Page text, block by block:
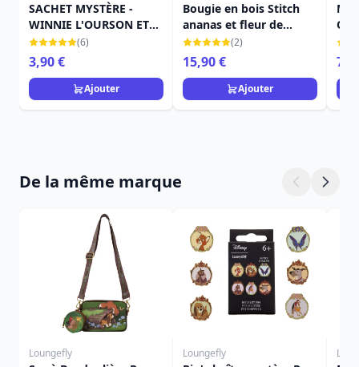
SACHET MYSTÈRE -
WINNIE L'OURSON ET
SES AMIS - DISNEY
GRAND JESTER
(6)
3,90 €
Ajouter
Bougie en bois Stitch
ananas et fleur de
cocotier - Disney Lilo &
Stitch
(2)
15,90 €
Ajouter
De la même marque
Loungefly Loungefly